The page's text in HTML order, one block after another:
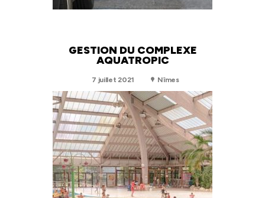
GESTION DU COMPLEXE
AQUATROPIC
7 juillet 2021 Nîmes